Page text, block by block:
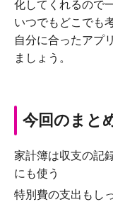
化してくれるので
いつでもどこでも
自分に合ったアプ
ましょう。
今回のまと
家計簿は収支の記
にも使う
特別費の支出もし